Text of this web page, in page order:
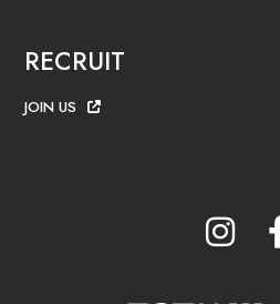
RECRUIT
JOIN US